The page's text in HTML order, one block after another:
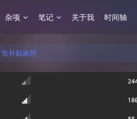
杂项 笔记 关于我 时间轴
补贴家用
补贴家用